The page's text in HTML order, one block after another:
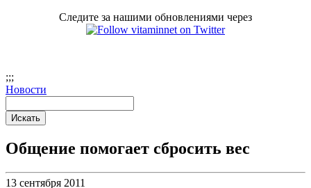
Следите за нашими обновлениями через
;;;
Новости
Общение помогает сбросить вес
13 сентября 2011